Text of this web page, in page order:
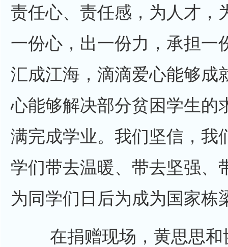
责任心、责任感，为人才，
一份心，出一份力，承担一
汇成江海，滴滴爱心能够成
心能够解决部分贫困学生的
满完成学业。我们坚信，我
学们带去温暖、带去坚强、
为同学们日后为成为国家栋
在捐赠现场，黄思思和